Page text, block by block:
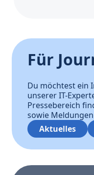
Für
Du möchtest ein
unserer IT-
Pressebereich
sowie
Aktuelles